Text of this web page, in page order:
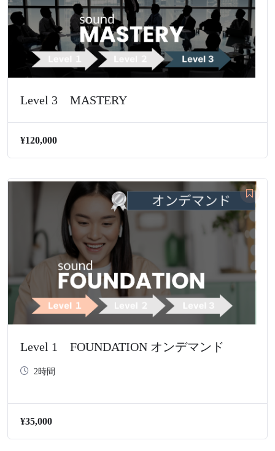
Level 3 MASTERY
¥120,000
Level 1 FOUNDATION オンデマンド
2時間
¥35,000